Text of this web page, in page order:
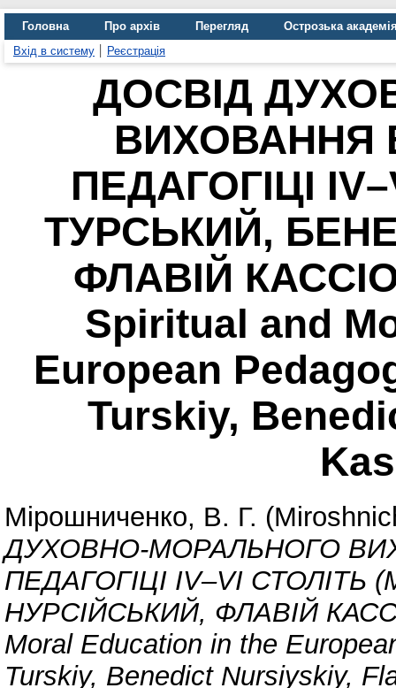
Головна Про архів Перегляд
Острозька
Вхід в систему
Реєстрація
ДОСВІД
ВИХОВАННЯ
ПЕДАГОГІЦІ
ТУРСЬКИЙ,
ФЛАВІЙ
Spiritual and
European
Turskiy,
Мірошниченко, В. Г.
ДУХОВНО-МОРАЛЬНОГО
ПЕДАГОГІЦІ ІV–VІ
НУРСІЙСЬКИЙ, ФЛАВІЙ
Moral Education in the
Turskiy, Benedict Nursiyskiy,